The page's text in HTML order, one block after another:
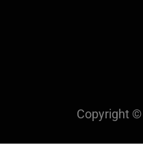
Copyright